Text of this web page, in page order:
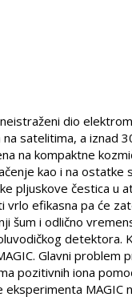
dio
satelitima, a iznad
na kompaktne
kao i na ostatke
pljuskove čestica u
efikasna pa će
šum i odlično
Glavni
pozitivnih iona
MAGIC